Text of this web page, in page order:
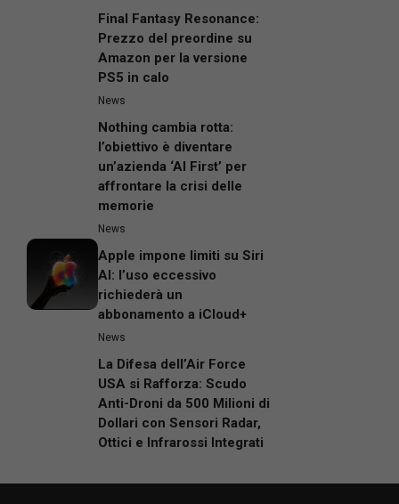
Final Fantasy Resonance:
Prezzo del preordine su
Amazon per la versione
PS5 in calo
News
Nothing cambia rotta:
l’obiettivo è diventare
un’azienda ‘AI First’ per
affrontare la crisi delle
memorie
News
Apple impone limiti su Siri
AI: l’uso eccessivo
richiederà un
abbonamento a iCloud+
News
La Difesa dell’Air Force
USA si Rafforza: Scudo
Anti-Droni da 500 Milioni di
Dollari con Sensori Radar,
Ottici e Infrarossi Integrati